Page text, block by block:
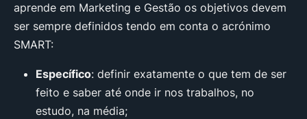
aprende em Marketing e Gestão os objetivos devem
ser sempre definidos tendo em conta o acrónimo
SMART:
Específico: definir exatamente o que tem de ser
feito e saber até onde ir nos trabalhos, no
estudo, na média;